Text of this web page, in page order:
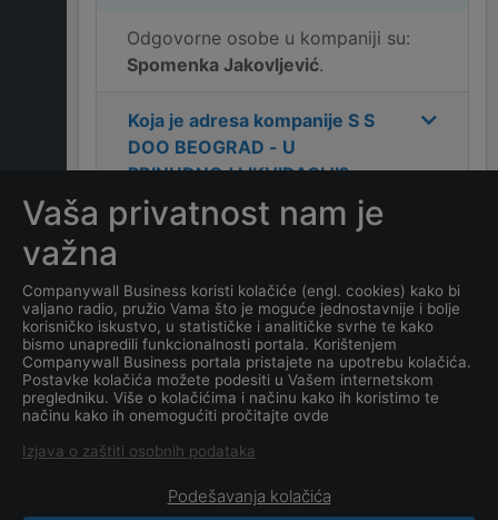
Odgovorne osobe u kompaniji su:
Spomenka Jakovljević.
Koja je adresa kompanije S S
DOO BEOGRAD - U
PRINUDNOJ LIKVIDACIJI?
Koji je kontakt kompanije S S
PRINUDNOJ LIKVIDACIJI ?
Koji je datum osnivanja
kompanijeS S DOO
BEOGRAD - U PRINUDNOJ
LIKVIDACIJI?
Vaša privatnost nam je
važna
Companywall Business koristi kolačiće (engl. cookies) kako bi
valjano radio, pružio Vama što je moguće jednostavnije i bolje
korisničko iskustvo, u statističke i analitičke svrhe te kako
bismo unapredili funkcionalnosti portala. Korištenjem
Companywall Business portala pristajete na upotrebu kolačića.
Postavke kolačića možete podesiti u Vašem internetskom
pregledniku. Više o kolačićima i načinu kako ih koristimo te
načinu kako ih onemogućiti pročitajte ovde
Izjava o zaštiti osobnih podataka
Podešavanja kolačića